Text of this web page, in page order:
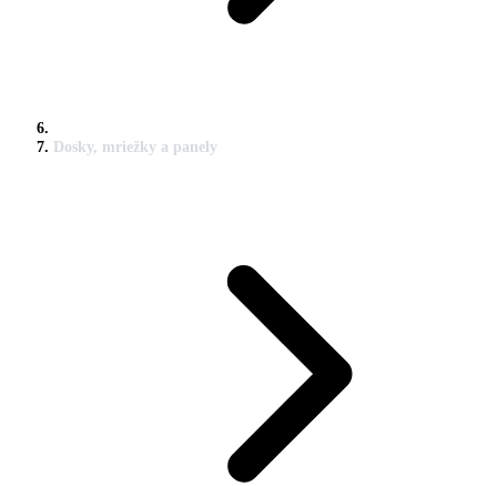
Dosky, mriežky a panely